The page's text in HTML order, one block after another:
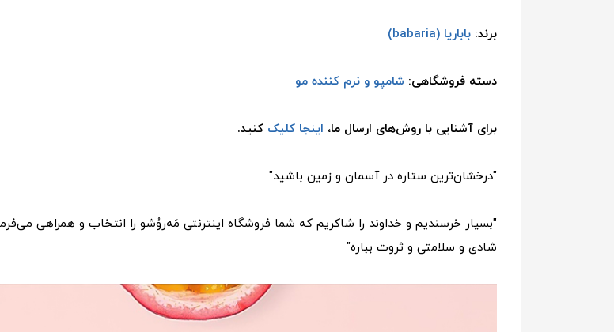
برند: باباریا (babaria)
دسته فروشگاهی: شامپو و نرم کننده مو
برای آشنایی با روش‌های ارسال ما، اینجا کلیک کنید.
"درخشان‌ترین ستاره در آسمان و زمین باشید"
"بسیار خرسندیم و خداوند را شاکریم که شما فروشگاه اینترنتی مَه‌روُشو را انتخاب و همراهی
شادی و سلامتی و ثروت بباره"